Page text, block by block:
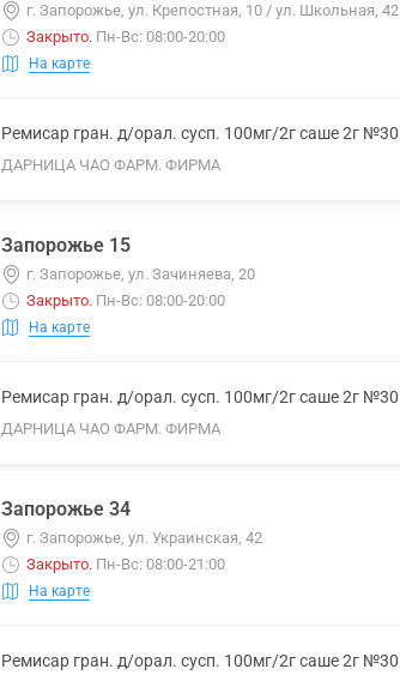
г. Запорожье, ул. Крепостная, 10 / ул. Школьная, 42
Закрыто. Пн-Вс: 08:00-20:00
На карте
Ремисар гран. д/орал. сусп. 100мг/2г саше 2г №30
ДАРНИЦА ЧАО ФАРМ. ФИРМА
Запорожье 15
г. Запорожье, ул. Зачиняева, 20
Закрыто. Пн-Вс: 08:00-20:00
На карте
Ремисар гран. д/орал. сусп. 100мг/2г саше 2г №30
ДАРНИЦА ЧАО ФАРМ. ФИРМА
Запорожье 34
г. Запорожье, ул. Украинская, 42
Закрыто. Пн-Вс: 08:00-21:00
На карте
Ремисар гран. д/орал. сусп. 100мг/2г саше 2г №30